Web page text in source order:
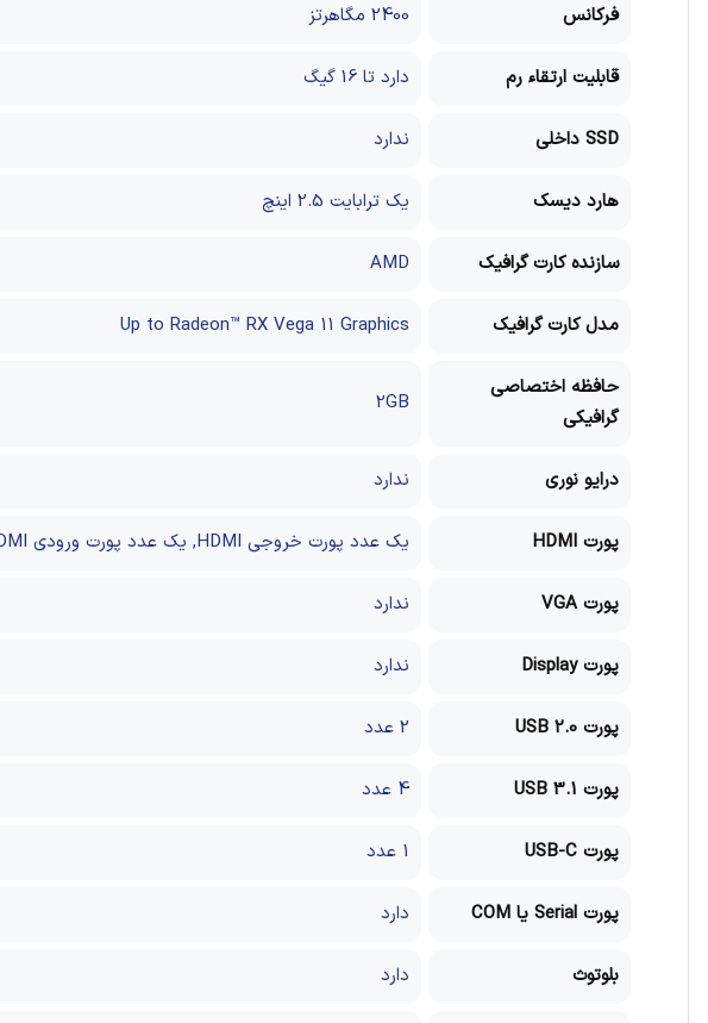
فرکانس 2400 مگاهرتز
قابلیت ارتقاء رم دارد تا 16 گیگ
SSD داخلی ندارد
هارد دیسک یک ترابایت 2.5 اینچ
سازنده کارت گرافیک AMD
مدل کارت گرافیک Up to Radeon™ RX Vega 11 Graphics
حافظه اختصاصی
گرافیکی
2GB
درایو نوری ندارد
پورت HDMI یک عدد پورت خروجی HDMI, یک عدد پورت ورودی HDMI
پورت VGA ندارد
پورت Display ندارد
پورت USB 2.0 2 عدد
پورت USB 3.1 4 عدد
پورت USB-C 1 عدد
پورت Serial یا COM دارد
بلوتوث دارد